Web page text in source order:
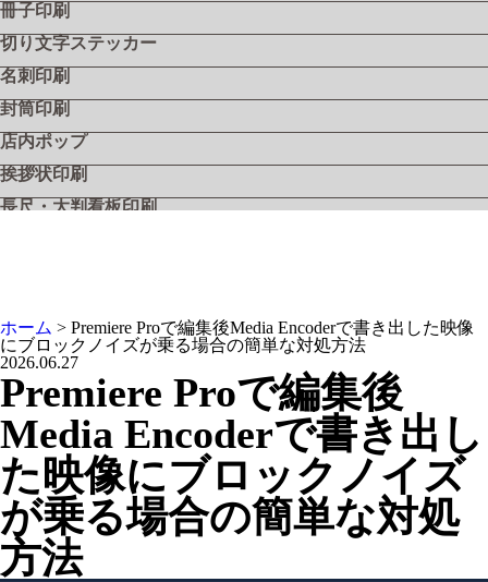
冊子印刷
切り文字ステッカー
名刺印刷
封筒印刷
店内ポップ
挨拶状印刷
長尺・大判看板印刷
工具用社名シール『ツールステッカー』
工具用社名シール『ツールステッカー・シルバー』
工具用社名シール『ツールステッカー・クリア』
電動工具用社名シール『ツールステッカー・バッテリー』
ガスメーター（マイコンメーター）用 社名ラベルステッカ
ー・連絡先シール
ホームページ制作
知多半島情報交換市場
ノベルティ制作
ホーム > Premiere Proで編集後Media Encoderで書き出した映像
にブロックノイズが乗る場合の簡単な対処方法
2026.06.27
Premiere Proで編集後
Media Encoderで書き出し
た映像にブロックノイズ
が乗る場合の簡単な対処
方法